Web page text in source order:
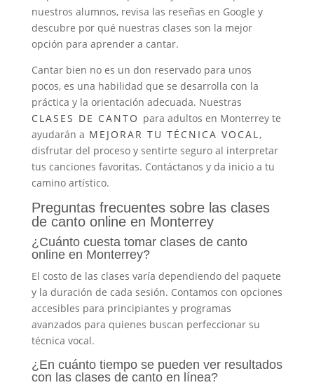
nuestros alumnos, revisa las reseñas en Google y
descubre por qué nuestras clases son la mejor
opción para aprender a cantar.
Cantar bien no es un don reservado para unos
pocos, es una habilidad que se desarrolla con la
práctica y la orientación adecuada. Nuestras
CLASES DE CANTO para adultos en Monterrey te
ayudarán a MEJORAR TU TÉCNICA VOCAL ,
disfrutar del proceso y sentirte seguro al interpretar
tus canciones favoritas. Contáctanos y da inicio a tu
camino artístico.
Preguntas frecuentes sobre las clases
de canto online en Monterrey
¿Cuánto cuesta tomar clases de canto
online en Monterrey?
El costo de las clases varía dependiendo del paquete
y la duración de cada sesión. Contamos con opciones
accesibles para principiantes y programas
avanzados para quienes buscan perfeccionar su
técnica vocal.
¿En cuánto tiempo se pueden ver resultados
con las clases de canto en línea?